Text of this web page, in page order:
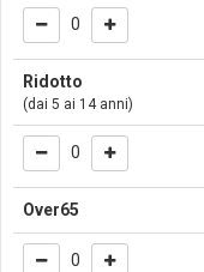
0
Ridotto
(dai 5 ai 14 anni)
0
Over65
0